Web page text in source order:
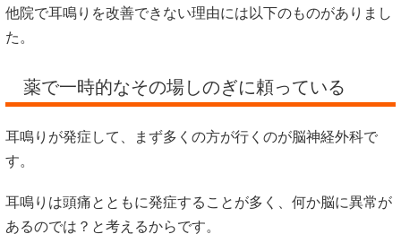
他院で耳鳴りを改善できない理由には以下のものがありまし
た。
薬で一時的なその場しのぎに頼っている
耳鳴りが発症して、まず多くの方が行くのが脳神経外科で
す。
耳鳴りは頭痛とともに発症することが多く、何か脳に異常が
あるのでは？と考えるからです。